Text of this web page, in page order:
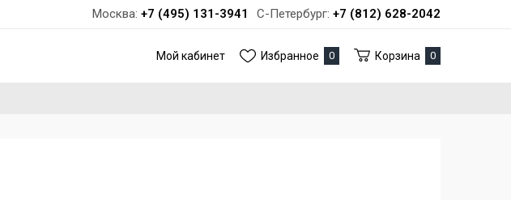
Москва: +7 (495) 131-3941 С-Петербург: +7 (812) 628-2042
Мой кабинет Избранное 0 Корзина 0